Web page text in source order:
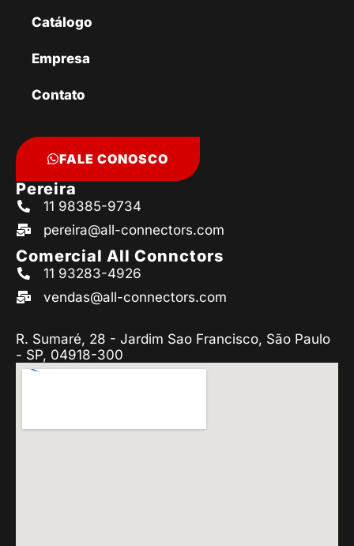
Catálogo
Empresa
Contato
FALE CONOSCO
Pereira
11 98385-9734
pereira@all-connectors.com
Comercial All Connctors
11 93283-4926
vendas@all-connectors.com
R. Sumaré, 28 - Jardim Sao Francisco, São Paulo
- SP, 04918-300